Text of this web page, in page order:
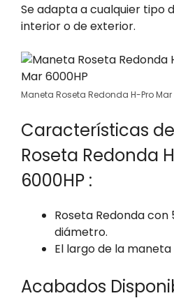
Se adapta a cualquier tipo
interior o de exterior.
Maneta Roseta Redonda H-Pro Mar
Características
Roseta Redonda
6000HP :
Roseta Redonda
diámetro.
El largo de la
Acabados